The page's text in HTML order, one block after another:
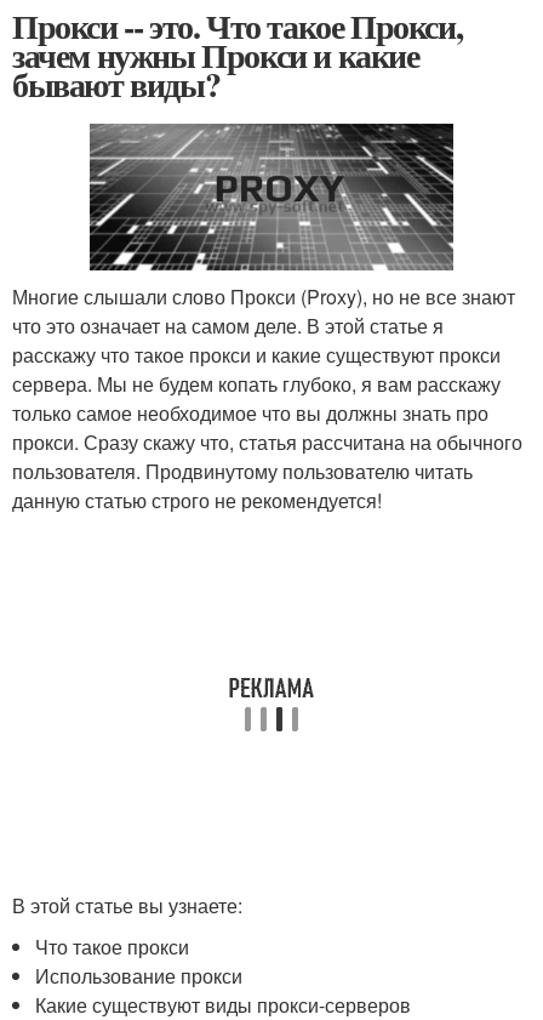
Прокси -- это. Что такое Прокси,
зачем нужны Прокси и какие
бывают виды?
Многие слышали слово Прокси (Proxy), но не все знают
что это означает на самом деле. В этой статье я
расскажу что такое прокси и какие существуют прокси
сервера. Мы не будем копать глубоко, я вам расскажу
только самое необходимое что вы должны знать про
прокси. Сразу скажу что, статья рассчитана на обычного
пользователя. Продвинутому пользователю читать
данную статью строго не рекомендуется!
В этой статье вы узнаете:
Что такое прокси
Использование прокси
Какие существуют виды прокси-серверов